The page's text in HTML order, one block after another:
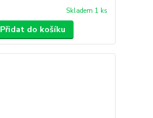
Skladem 1 ks
Přidat do košíku